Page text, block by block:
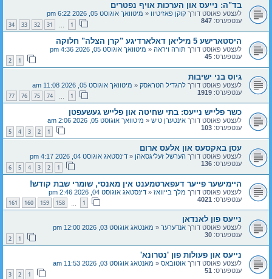
בד"ה: נייעס און הערכות אויף נפטרים
לעצטע פאוסט דורך קוקן פאזיטיוו « מיטוואך אוגוסט 05, 2026 6:22 pm
ענטפערס: 847
1
31
32
33
34
היסטארישע 5 מיליאן דאלארדיגע "קרן הצלה" חלוקה
לעצטע פאוסט דורך תורה ויראה « מיטוואך אוגוסט 05, 2026 4:36 pm
ענטפערס: 45
1
2
גיוס בני ישיבות
לעצטע פאוסט דורך להגדיל הטראסק « מיטוואך אוגוסט 05, 2026 11:08 am
ענטפערס: 1919
1
74
75
76
77
כשר פלייש נייעס: בתי שחיטה און פלייש געשעפטן
לעצטע פאוסט דורך אינטערן טיש « מיטוואך אוגוסט 05, 2026 2:06 am
ענטפערס: 103
1
2
3
4
5
עסן באקסעס און אלעס ארום
לעצטע פאוסט דורך הערשל זעליגסאהן « דינסטאג אוגוסט 04, 2026 4:17 pm
ענטפערס: 136
1
2
3
4
5
6
היימישער פייער דעפארטמענט אין מאנסי, שומרי שבת קודש!
לעצטע פאוסט דורך מלך בייוואז « דינסטאג אוגוסט 04, 2026 2:46 pm
ענטפערס: 4021
1
158
159
160
161
נייעס פון לאנדאן
לעצטע פאוסט דורך אנדערער « מאנטאג אוגוסט 03, 2026 12:00 pm
ענטפערס: 30
1
2
נייעס און פעולות פון 'נטרונא'
לעצטע פאוסט דורך אוטובאס « מאנטאג אוגוסט 03, 2026 11:53 am
ענטפערס: 51
1
2
3